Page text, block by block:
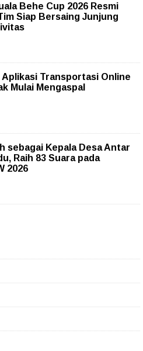
Behe Cup 2026 Resmi
Siap Bersaing Junjung
Transportasi Online
Mulai Mengaspal
sebagai Kepala Desa Antar
Raih 83 Suara pada
2026